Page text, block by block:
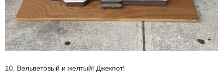
10. Вельветовый и желтый! Джекпот!